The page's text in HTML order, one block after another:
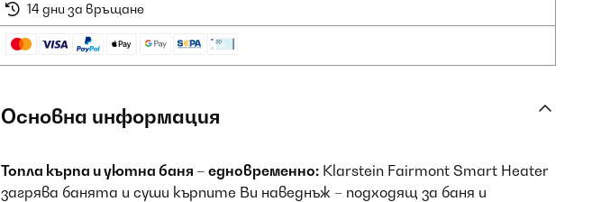
14 дни за връщане
Основна информация
Топла кърпа и уютна баня – едновременно: Klarstein Fairmont Smart Heater
загрява банята и суши кърпите Ви наведнъж – подходящ за баня и